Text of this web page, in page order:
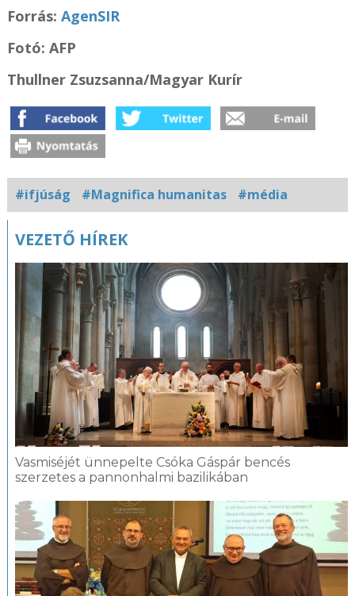
Forrás: AgenSIR
Fotó: AFP
Thullner Zsuzsanna/Magyar Kurír
#ifjúság #Magnifica humanitas #média
Kapcsolódó
VEZETŐ HÍREK
Vasmiséjét ünnepelte Csóka Gáspár bencés
szerzetes a pannonhalmi bazilikában